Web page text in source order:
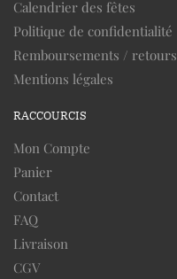
Calendrier des fêtes
Politique de confidentialité
Remboursements / retours
Mentions légales
RACCOURCIS
Mon Compte
Panier
Contact
FAQ
Livraison
CGV